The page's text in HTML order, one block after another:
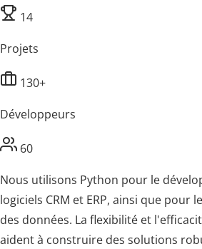
14
Projets
130+
Développeurs
60
Nous utilisons Python pour le
logiciels CRM et ERP, ainsi que pour
des données. La flexibilité et
aident à construire des solutions